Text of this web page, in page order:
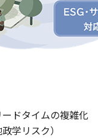
ドタイムの複雑化
学リスク）